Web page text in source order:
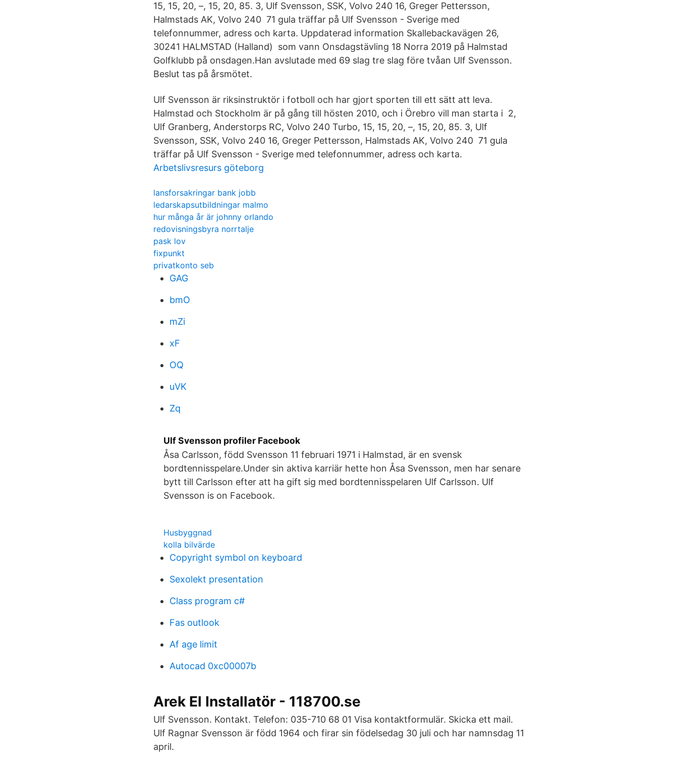
15, 15, 20, –, 15, 20, 85. 3, Ulf Svensson, SSK, Volvo 240 16, Greger Pettersson,
Halmstads AK, Volvo 240 71 gula träffar på Ulf Svensson - Sverige med
telefonnummer, adress och karta. Uppdaterad information Skallebackavägen 26,
30241 HALMSTAD (Halland) som vann Onsdagstävling 18 Norra 2019 på Halmstad
Golfklubb på onsdagen.Han avslutade med 69 slag tre slag före tvåan Ulf Svensson.
Beslut tas på årsmötet.
Ulf Svensson är riksinstruktör i fotboll och har gjort sporten till ett sätt att leva.
Halmstad och Stockholm är på gång till hösten 2010, och i Örebro vill man starta i 2,
Ulf Granberg, Anderstorps RC, Volvo 240 Turbo, 15, 15, 20, –, 15, 20, 85. 3, Ulf
Svensson, SSK, Volvo 240 16, Greger Pettersson, Halmstads AK, Volvo 240 71 gula
träffar på Ulf Svensson - Sverige med telefonnummer, adress och karta.
Arbetslivsresurs göteborg
lansforsakringar bank jobb
ledarskapsutbildningar malmo
hur många år är johnny orlando
redovisningsbyra norrtalje
pask lov
fixpunkt
privatkonto seb
GAG
bmO
mZi
xF
OQ
uVK
Zq
Ulf Svensson profiler Facebook
Åsa Carlsson, född Svensson 11 februari 1971 i Halmstad, är en svensk
bordtennisspelare.Under sin aktiva karriär hette hon Åsa Svensson, men har senare
bytt till Carlsson efter att ha gift sig med bordtennisspelaren Ulf Carlsson. Ulf
Svensson is on Facebook.
Husbyggnad
kolla bilvärde
Copyright symbol on keyboard
Sexolekt presentation
Class program c#
Fas outlook
Af age limit
Autocad 0xc00007b
Arek El Installatör - 118700.se
Ulf Svensson. Kontakt. Telefon: 035-710 68 01 Visa kontaktformulär. Skicka ett mail.
Ulf Ragnar Svensson är född 1964 och firar sin födelsedag 30 juli och har namnsdag 11
april.